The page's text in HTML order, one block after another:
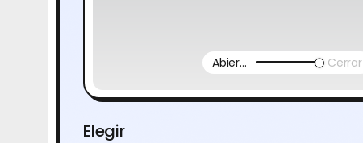
Abierto Cerrar
Elegir